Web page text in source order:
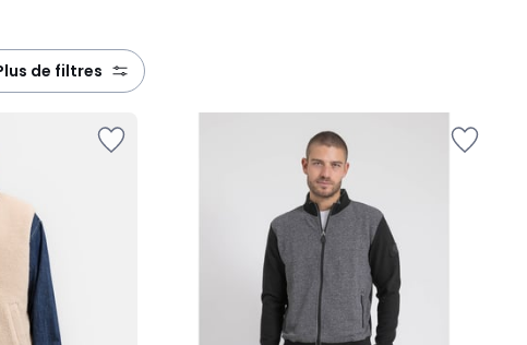
plus de filtres